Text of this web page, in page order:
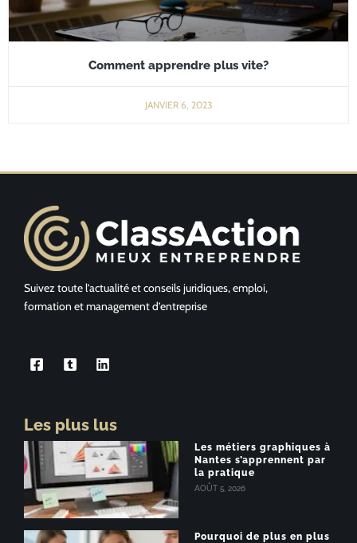
Comment apprendre plus vite?
JANVIER 6, 2023
Suivez toute l’actualité et conseils juridiques, emploi,
formation et management d’entreprise
Les plus lus
Les métiers graphiques à
Nantes s’apprennent par
la pratique
AOÛT 5, 2026
Pourquoi de plus en plus